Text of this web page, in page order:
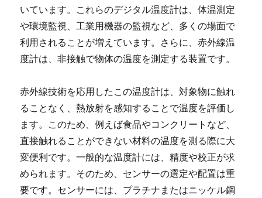
いています。これらのデジタル温度計は、体温測定
や環境監視、工業用機器の監視など、多くの場面で
利用されることが増えています。さらに、赤外線温
度計は、非接触で物体の温度を測定する装置です。
赤外線技術を応用したこの温度計は、対象物に触れ
ることなく、熱放射を感知することで温度を評価し
ます。このため、例えば食品やコンクリートなど、
直接触れることができない材料の温度を測る際に大
変便利です。一般的な温度計には、精度や校正が求
められます。そのため、センサーの選定や配置は重
要です。センサーには、プラチナまたはニッケル鋼